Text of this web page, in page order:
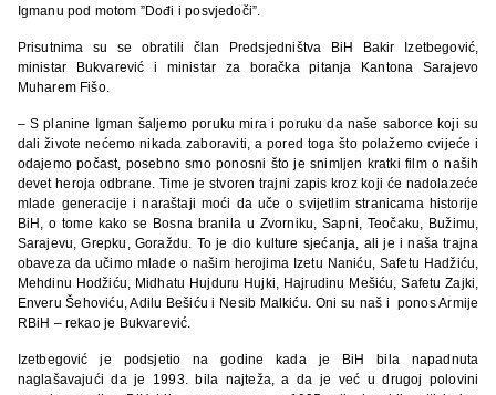
Igmanu pod motom ”Dođi i posvjedoči”.
Prisutnima su se obratili član Predsjedništva BiH Bakir Izetbegović,
ministar Bukvarević i ministar za boračka pitanja Kantona Sarajevo
Muharem Fišo.
– S planine Igman šaljemo poruku mira i poruku da naše saborce koji su
dali živote nećemo nikada zaboraviti, a pored toga što polažemo cvijeće i
odajemo počast, posebno smo ponosni što je snimljen kratki film o naših
devet heroja odbrane. Time je stvoren trajni zapis kroz koji će nadolazeće
mlade generacije i naraštaji moći da uče o svijetlim stranicama historije
BiH, o tome kako se Bosna branila u Zvorniku, Sapni, Teočaku, Bužimu,
Sarajevu, Grepku, Goraždu. To je dio kulture sjećanja, ali je i naša trajna
obaveza da učimo mlade o našim herojima Izetu Naniću, Safetu Hadžiću,
Mehdinu Hodžiću, Midhatu Hujduru Hujki, Hajrudinu Mešiću, Safetu Zajki,
Enveru Šehoviću, Adilu Bešiću i Nesib Malkiću. Oni su naš i ponos Armije
RBiH – rekao je Bukvarević.
Izetbegović je podsjetio na godine kada je BiH bila napadnuta
naglašavajući da je 1993. bila najteža, a da je već u drugoj polovini